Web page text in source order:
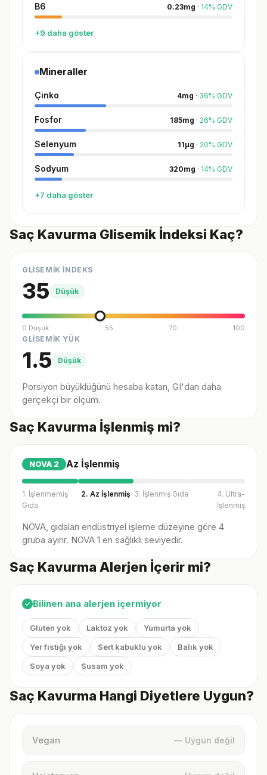
B6 0.23mg · 14% GDV
+9 daha göster
Mineraller
Çinko 4mg · 36% GDV
Fosfor 185mg · 26% GDV
Selenyum 11µg · 20% GDV
Sodyum 320mg · 14% GDV
+7 daha göster
Saç Kavurma Glisemik İndeksi Kaç?
GLİSEMİK İNDEKS
35 Düşük
0 Düşük 55 70 100
GLİSEMİK YÜK
1.5 Düşük
Porsiyon büyüklüğünü hesaba katan, GI'dan daha
gerçekçi bir ölçüm.
Saç Kavurma İşlenmiş mi?
NOVA 2 Az İşlenmiş
1. İşlenmemiş
Gıda
2. Az İşlenmiş 3. İşlenmiş Gıda
4. Ultra-
İşlenmiş
NOVA, gıdaları endüstriyel işleme düzeyine göre 4
gruba ayırır. NOVA 1 en sağlıklı seviyedir.
Saç Kavurma Alerjen İçerir mi?
✓ Bilinen ana alerjen içermiyor
Gluten yok Laktoz yok
Yumurta yok
Yer fıstığı yok
Sert kabuklu yok
Balık yok
Soya yok
Susam yok
Saç Kavurma Hangi Diyetlere Uygun?
Vegan — Uygun değil